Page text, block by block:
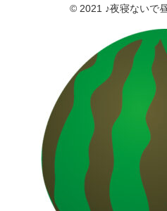
© 2021 ♪夜寝ないで